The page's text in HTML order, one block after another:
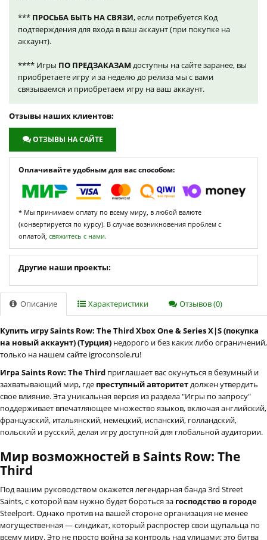
*** ПРОСЬБА БЫТЬ НА СВЯЗИ, если потребуется Код
подтверждения для входа в ваш аккаунт (при покупке на
аккаунт).
**** Игры ПО ПРЕДЗАКАЗАМ доступны на сайте заранее, вы
приобретаете игру и за неделю до релиза мы с вами
связываемся и приобретаем игру на ваш аккаунт.
Отзывы наших клиентов:
ОТЗЫВЫ НА САЙТЕ
Оплачивайте удобным для вас способом:
* Мы принимаем оплату по всему миру, в любой валюте
(конвертируется по курсу). В случае возникновения проблем с
оплатой, свяжитесь с нами.
Другие наши проекты:
Описание Характеристики Отзывов (0)
Купить игру Saints Row: The Third Xbox One & Series X|S (покупка
на новый аккаунт) (Турция) недорого и без каких либо ограничений,
только на нашем сайте igroconsole.ru!
Игра Saints Row: The Third приглашает вас окунуться в безумный и
захватывающий мир, где преступный авторитетдолжен утвердить
свое влияние. Эта уникальная версия из раздела "Игры по запросу"
поддерживает впечатляющее множество языков, включая английский,
французский, итальянский, немецкий, испанский, голландский,
польский и русский, делая игру доступной для глобальной аудитории.
Мир возможностей в Saints Row: The
Third
Под вашим руководством окажется легендарная банда 3rd Street
Saints, с которой вам нужно будет бороться за господство в городе
Steelport. Однако против на вашей стороне организация не менее
могущественная — синдикат, который распростер свои щупальца по
всему миру. Это не просто война за контроль над улицами; это битва